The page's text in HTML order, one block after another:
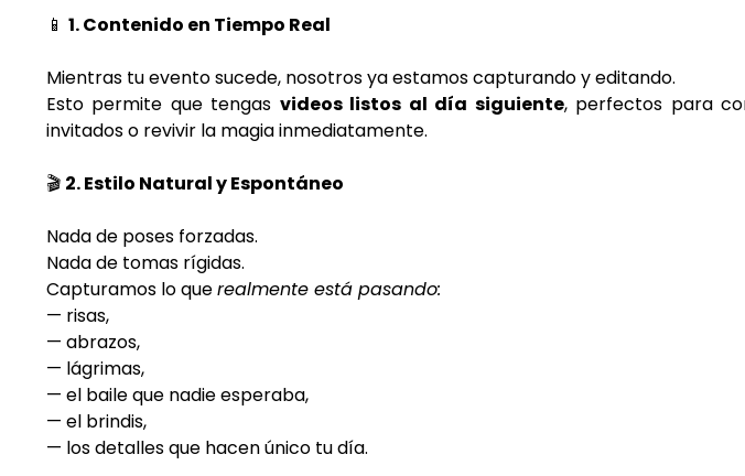
📱 1. Contenido en Tiempo Real
Mientras tu evento sucede, nosotros ya estamos capturando y editando.
Esto permite que tengas videos listos al día siguiente, perfectos para
invitados o revivir la magia inmediatamente.
🎬 2. Estilo Natural y Espontáneo
Nada de poses forzadas.
Nada de tomas rígidas.
Capturamos lo querealmente está pasando:
— risas,
— abrazos,
— lágrimas,
— el baile que nadie esperaba,
— el brindis,
— los detalles que hacen único tu día.